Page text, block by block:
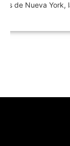
Carlos